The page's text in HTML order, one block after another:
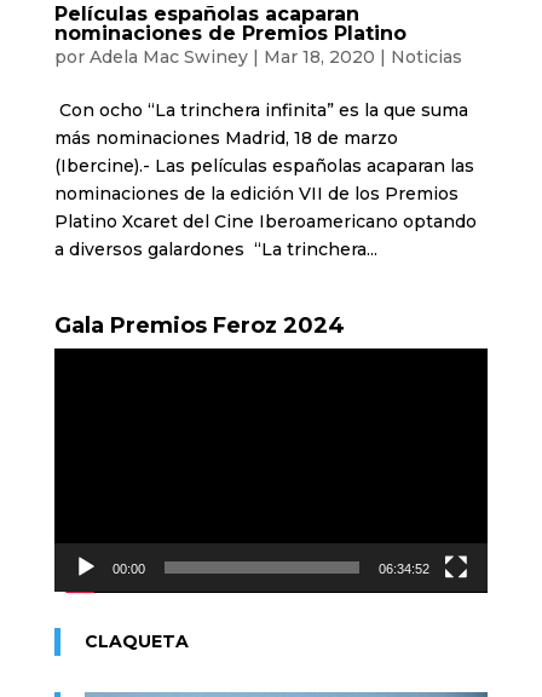
Películas españolas acaparan
nominaciones de Premios Platino
por Adela Mac Swiney| Mar 18, 2020 | Noticias
Con ocho “La trinchera infinita” es la que suma
más nominaciones Madrid, 18 de marzo
(Ibercine).- Las películas españolas acaparan las
nominaciones de la edición VII de los Premios
Platino Xcaret del Cine Iberoamericano optando
a diversos galardones “La trinchera...
Gala Premios Feroz 2024
00:00 06:34:52
CLAQUETA